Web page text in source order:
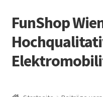
Zur
Navigation
springen
Zum
Inhalt
springen
FunShop